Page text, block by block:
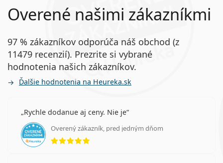
Overené našimi zákazníkmi
97 % zákazníkov odporúča náš obchod (z
11479 recenzií). Prezrite si vybrané
hodnotenia našich zákazníkov.
Ďalšie hodnotenia na Heureka.sk
Rychle dodanue aj ceny. Nie je
Overený zákazník, pred jedným dňom
hodnotenie 5 z 5